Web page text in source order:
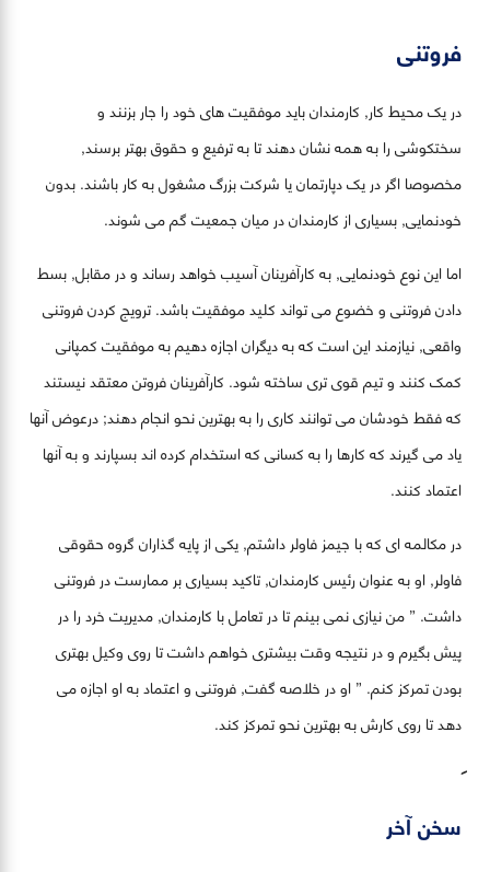
فروتنی
در یک محیط کار, کارمندان باید موفقیت های خود را جار بزنند و
سختکوشی را به همه نشان دهند تا به ترفیع و حقوق بهتر برسند,
مخصوصا اگر در یک دپارتمان یا شرکت بزرگ مشغول به کار باشند. بدون
خودنمایی, بسیاری از کارمندان در میان جمعیت گم می شوند.
اما این نوع خودنمایی, به کارآفرینان آسیب خواهد رساند و در مقابل, بسط
دادن فروتنی و خضوع می تواند کلید موفقیت باشد. ترویج کردن فروتنی
واقعی, نیازمند این است که به دیگران اجازه دهیم به موفقیت کمپانی
کمک کنند و تیم قوی تری ساخته شود. کارآفرینان فروتن معتقد نیستند
که فقط خودشان می توانند کاری را به بهترین نحو انجام دهند; درعوض آنها
یاد می گیرند که کارها را به کسانی که استخدام کرده اند بسپارند و به آنها
اعتماد کنند.
در مکالمه ای که با جیمز فاولر داشتم, یکی از پایه گذاران گروه حقوقی
فاولر, او به عنوان رئیس کارمندان, تاکید بسیاری بر ممارست در فروتنی
داشت. ” من نیازی نمی بینم تا در تعامل با کارمندان, مدیریت خرد را در
پیش بگیرم و در نتیجه وقت بیشتری خواهم داشت تا روی وکیل بهتری
بودن تمرکز کنم. ” او در خلاصه گفت, فروتنی و اعتماد به او اجازه می
دهد تا روی کارش به بهترین نحو تمرکز کند.
سخن آخر